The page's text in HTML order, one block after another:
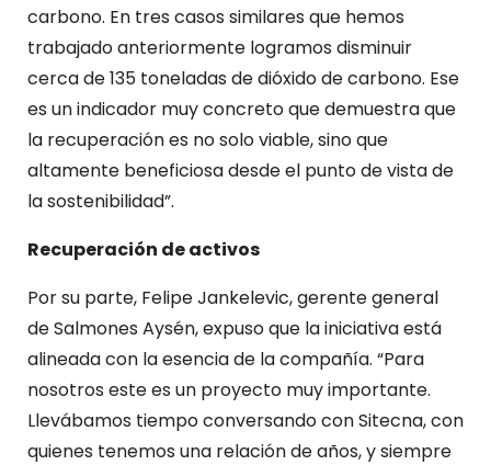
carbono. En tres casos similares que hemos
trabajado anteriormente logramos disminuir
cerca de 135 toneladas de dióxido de carbono. Ese
es un indicador muy concreto que demuestra que
la recuperación es no solo viable, sino que
altamente beneficiosa desde el punto de vista de
la sostenibilidad”.
Recuperación de activos
Por su parte, Felipe Jankelevic, gerente general
de Salmones Aysén, expuso que la iniciativa está
alineada con la esencia de la compañía. “Para
nosotros este es un proyecto muy importante.
Llevábamos tiempo conversando con Sitecna, con
quienes tenemos una relación de años, y siempre